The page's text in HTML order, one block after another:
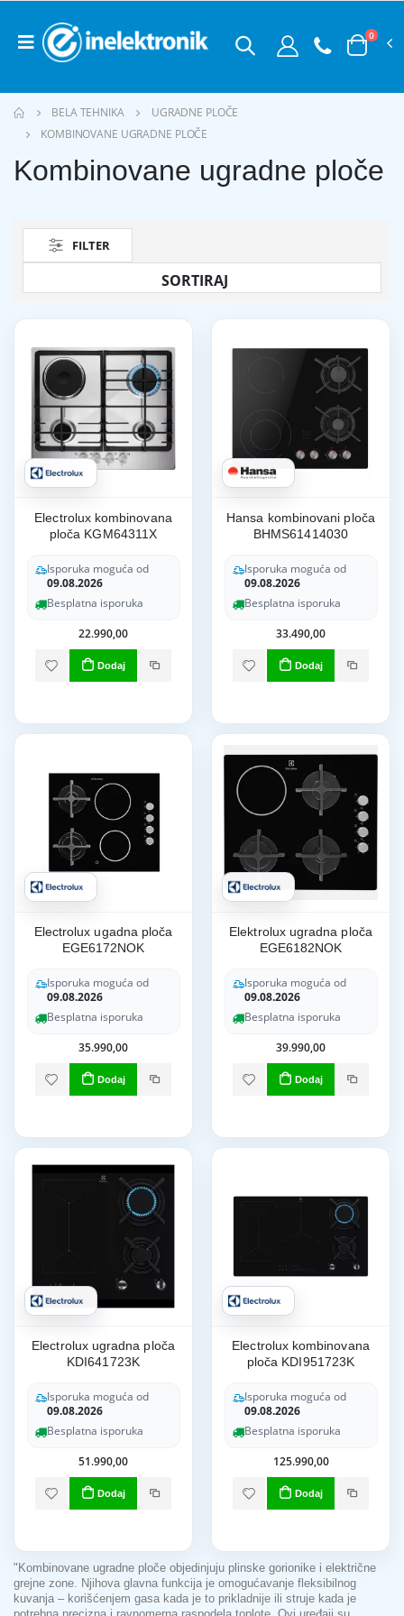
0
BELA TEHNIKA
UGRADNE PLOČE
KOMBINOVANE UGRADNE PLOČE
Kombinovane ugradne ploče
FILTER
Electrolux kombinovana
ploča KGM64311X
Isporuka moguća od
09.08.2026
Besplatna isporuka
22.990,00
Dodaj
Hansa kombinovani ploča
BHMS61414030
Isporuka moguća od
09.08.2026
Besplatna isporuka
33.490,00
Dodaj
Electrolux ugadna ploča
EGE6172NOK
Isporuka moguća od
09.08.2026
Besplatna isporuka
35.990,00
Dodaj
Elektrolux ugradna ploča
EGE6182NOK
Isporuka moguća od
09.08.2026
Besplatna isporuka
39.990,00
Dodaj
Electrolux ugradna ploča
KDI641723K
Isporuka moguća od
09.08.2026
Besplatna isporuka
51.990,00
Dodaj
Electrolux kombinovana
ploča KDI951723K
Isporuka moguća od
09.08.2026
Besplatna isporuka
125.990,00
Dodaj
"Kombinovane ugradne ploče objedinjuju plinske gorionike i električne
grejne zone. Njihova glavna funkcija je omogućavanje fleksibilnog
kuvanja – korišćenjem gasa kada je to prikladnije ili struje kada je